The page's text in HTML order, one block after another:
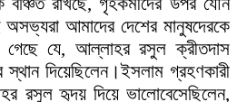
আমাদের দেশের মানুষদেরকে
গেছে যে, আল্লাহর রসুল ক্রীতদাস
স্থান দিয়েছিলেন।ইসলাম গ্রহণকারী
রসুল হৃদয় দিয়ে ভালোবেসেছিলেন,